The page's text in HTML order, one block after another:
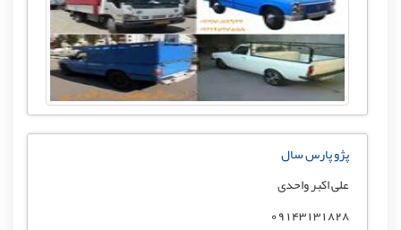
پژو پارس سال
علی اکبر واحدی
09143131828